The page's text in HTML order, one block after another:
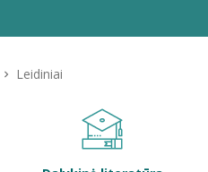
Leidiniai